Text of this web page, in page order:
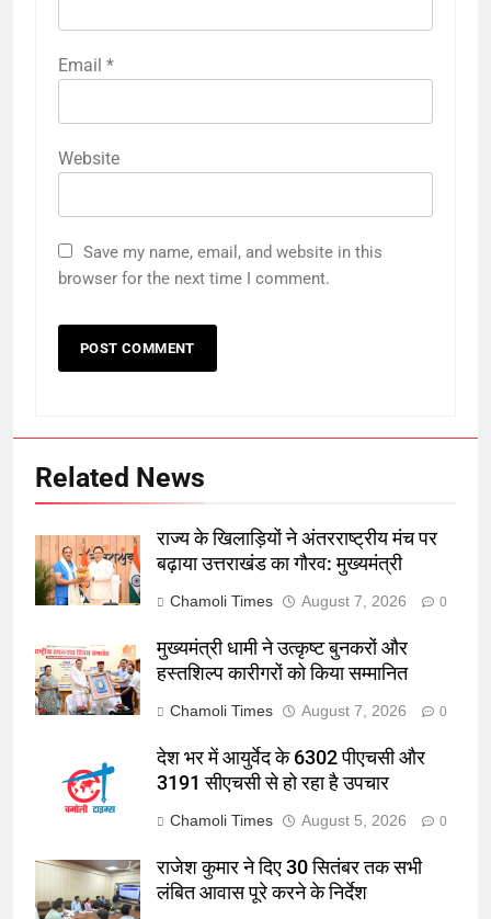
Email *
Website
Save my name, email, and website in this
browser for the next time I comment.
Related News
राज्य के खिलाड़ियों ने अंतरराष्ट्रीय मंच पर
बढ़ाया उत्तराखंड का गौरव: मुख्यमंत्री
Chamoli Times August 7, 2026 0
मुख्यमंत्री धामी ने उत्कृष्ट बुनकरों और
हस्तशिल्प कारीगरों को किया सम्मानित
Chamoli Times August 7, 2026 0
देश भर में आयुर्वेद के 6302 पीएचसी और
3191 सीएचसी से हो रहा है उपचार
Chamoli Times August 5, 2026 0
राजेश कुमार ने दिए 30 सितंबर तक सभी
लंबित आवास पूरे करने के निर्देश